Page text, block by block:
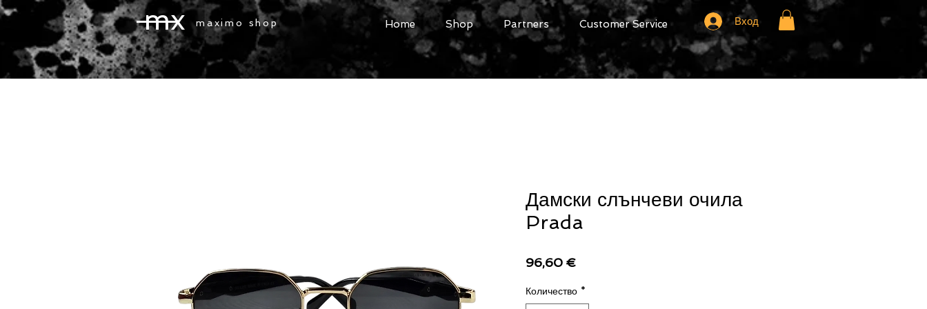
mx maximo shop Home Shop Partners Customer Service Вход
Дамски слънчеви очила
Prada
96,60 €Цена
Количество *